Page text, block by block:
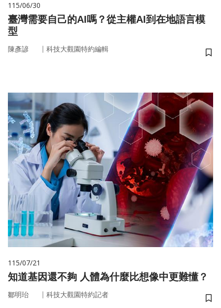
115/06/30
臺灣需要自己的AI嗎？從主權AI到在地語言模
型
陳彥諺 ｜ 科技大觀園特約編輯
儲
115/07/21
知道基因還不夠 人體為什麼比想像中更難懂？
鄒明珆 ｜ 科技大觀園特約記者
儲